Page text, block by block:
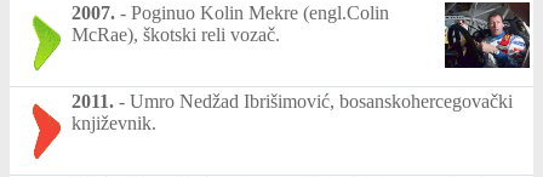
2007. - Poginuo Kolin Mekre (engl.Colin
McRae), škotski reli vozač.
2011. - Umro Nedžad Ibrišimović, bosanskohercegovački
književnik.